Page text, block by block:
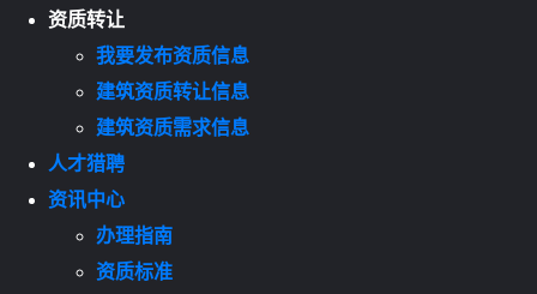
资质转让
我要发布资质信息
建筑资质转让信息
建筑资质需求信息
人才猎聘
资讯中心
办理指南
资质标准